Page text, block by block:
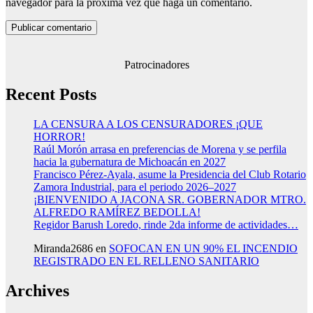
navegador para la próxima vez que haga un comentario.
Patrocinadores
Recent Posts
LA CENSURA A LOS CENSURADORES ¡QUE
HORROR!
Raúl Morón arrasa en preferencias de Morena y se perfila
hacia la gubernatura de Michoacán en 2027
Francisco Pérez-Ayala, asume la Presidencia del Club Rotario
Zamora Industrial, para el periodo 2026–2027
¡BIENVENIDO A JACONA SR. GOBERNADOR MTRO.
ALFREDO RAMÍREZ BEDOLLA!
Regidor Barush Loredo, rinde 2da informe de actividades…
Miranda2686 en SOFOCAN EN UN 90% EL INCENDIO
REGISTRADO EN EL RELLENO SANITARIO
Archives